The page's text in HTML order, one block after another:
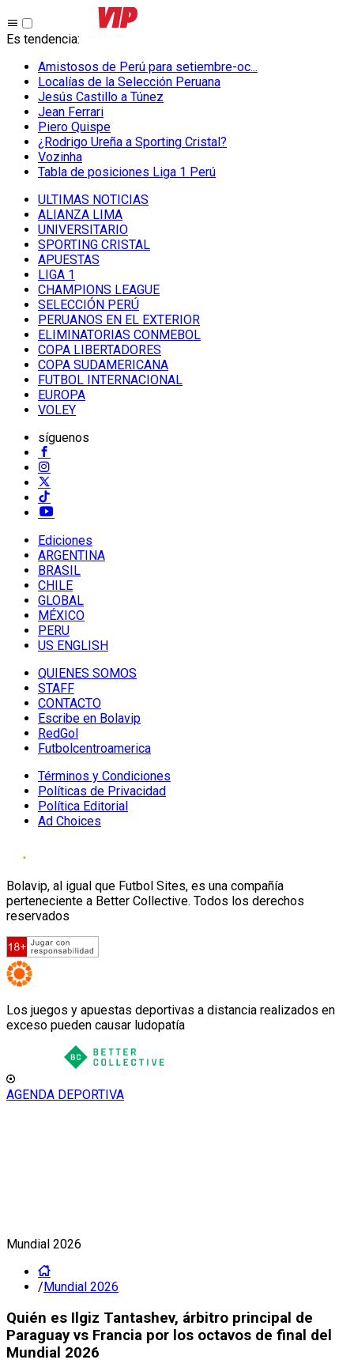
Es tendencia:
Amistosos de Perú para setiembre-oc...
Localías de la Selección Peruana
Jesús Castillo a Túnez
Jean Ferrari
Piero Quispe
¿Rodrigo Ureña a Sporting Cristal?
Vozinha
Tabla de posiciones Liga 1 Perú
ULTIMAS NOTICIAS
ALIANZA LIMA
UNIVERSITARIO
SPORTING CRISTAL
APUESTAS
LIGA 1
CHAMPIONS LEAGUE
SELECCIÓN PERÚ
PERUANOS EN EL EXTERIOR
ELIMINATORIAS CONMEBOL
COPA LIBERTADORES
COPA SUDAMERICANA
FUTBOL INTERNACIONAL
EUROPA
VOLEY
síguenos
Ediciones
ARGENTINA
BRASIL
CHILE
GLOBAL
MÉXICO
PERU
US ENGLISH
QUIENES SOMOS
STAFF
CONTACTO
Escribe en Bolavip
RedGol
Futbolcentroamerica
Términos y Condiciones
Políticas de Privacidad
Política Editorial
Ad Choices
Bolavip, al igual que Futbol Sites, es una compañía
perteneciente a Better Collective. Todos los derechos
reservados
Los juegos y apuestas deportivas a distancia realizados en
exceso pueden causar ludopatía
AGENDA DEPORTIVA
Mundial 2026
/Mundial 2026
Quién es Ilgiz Tantashev, árbitro principal de
Paraguay vs Francia por los octavos de final del
Mundial 2026